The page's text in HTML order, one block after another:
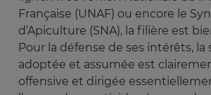
Française (UNAF) ou encore le
d’Apiculture (SNA), la filière est
Pour la défense de ses intérêts, la
adoptée et assumée est
offensive et dirigée